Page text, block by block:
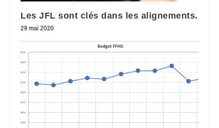
Les JFL sont clés dans les alignements.
29 mai 2020